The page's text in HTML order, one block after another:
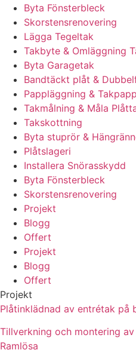
Byta Fönsterbleck
Skorstensrenovering
Lägga Tegeltak
Takbyte & Omläggning
Byta Garagetak
Bandtäckt plåt &
Pappläggning & Takpapp
Takmålning & Måla
Takskottning
Byta stuprör &
Plåtslageri
Installera Snörasskydd
Byta Fönsterbleck
Skorstensrenovering
Projekt
Blogg
Offert
Projekt
Blogg
Offert
Projekt
Plåtinklädnad av entrétak på
Tillverkning och montering
Ramlösa